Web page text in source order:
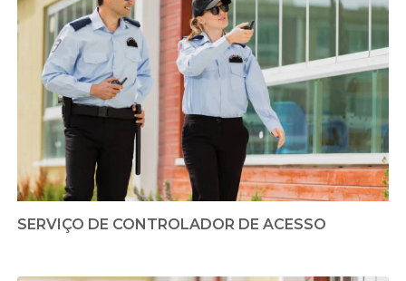
SERVIÇO DE CONTROLADOR DE ACESSO